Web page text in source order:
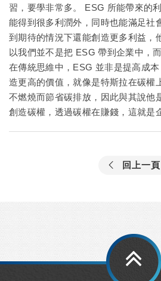
習，要學非常多。 ESG 所能帶來的
能得到很多利潤外，同時也能滿足社
到期待的情況下還能創造更多利益，
以我們並不是把 ESG 帶到企業中，
在傳統思維中，ESG 並非是提高成
造更高的價值，就像是特斯拉在碳權
不燃燒而節省碳排放，因此與其說他
創造碳權，透過碳權在賺錢，這就是
回上一頁